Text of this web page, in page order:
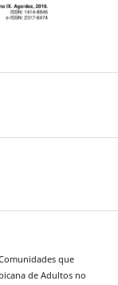
que
de Adultos no